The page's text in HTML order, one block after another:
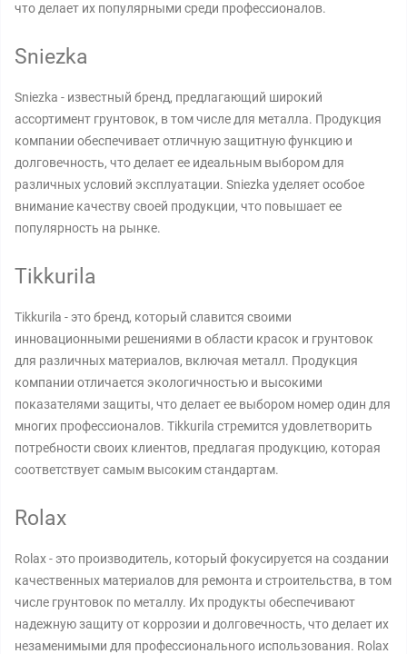
что делает их популярными среди профессионалов.
Sniezka
Sniezka - известный бренд, предлагающий широкий
ассортимент грунтовок, в том числе для металла. Продукция
компании обеспечивает отличную защитную функцию и
долговечность, что делает ее идеальным выбором для
различных условий эксплуатации. Sniezka уделяет особое
внимание качеству своей продукции, что повышает ее
популярность на рынке.
Tikkurila
Tikkurila - это бренд, который славится своими
инновационными решениями в области красок и грунтовок
для различных материалов, включая металл. Продукция
компании отличается экологичностью и высокими
показателями защиты, что делает ее выбором номер один для
многих профессионалов. Tikkurila стремится удовлетворить
потребности своих клиентов, предлагая продукцию, которая
соответствует самым высоким стандартам.
Rolax
Rolax - это производитель, который фокусируется на создании
качественных материалов для ремонта и строительства, в том
числе грунтовок по металлу. Их продукты обеспечивают
надежную защиту от коррозии и долговечность, что делает их
незаменимыми для профессионального использования. Rolax